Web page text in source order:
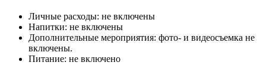
Личные расходы: не включены
Напитки: не включены
Дополнительные мероприятия: фото- и видеосъемка не
включены.
Питание: не включено